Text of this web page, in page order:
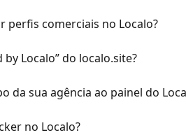
perfis comerciais no Localo?
Localo” do localo.site?
da sua agência ao painel do
no Localo?